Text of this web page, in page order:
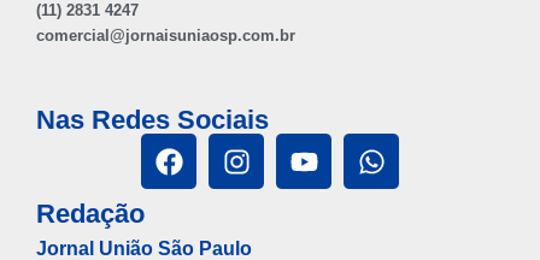
(11) 2831 4247
comercial@jornaisuniaosp.com.br
Nas Redes Sociais
Redação
Jornal União São Paulo